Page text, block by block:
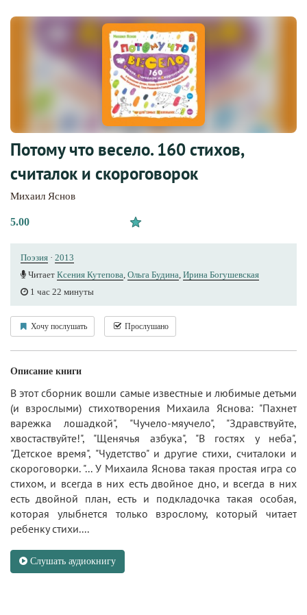
Потому что весело. 160 стихов,
считалок и скороговорок
Михаил Яснов
5.00
Поэзия · 2013
Читает Ксения Кутепова, Ольга Будина, Ирина Богушевская
1 час 22 минуты
Хочу послушать Прослушано
Описание книги
В этот сборник вошли самые известные и любимые детьми
(и взрослыми) стихотворения Михаила Яснова: "Пахнет
варежка лошадкой", "Чучело-мяучело", "Здравствуйте,
хвостаствуйте!", "Щенячья азбука", "В гостях у неба",
"Детское время", "Чудетство" и другие стихи, считалоки и
скороговорки. "... У Михаила Яснова такая простая игра со
стихом, и всегда в них есть двойное дно, и всегда в них
есть двойной план, есть и подкладочка такая особая,
которая улыбнется только взрослому, который читает
ребенку стихи....
Слушать аудиокнигу